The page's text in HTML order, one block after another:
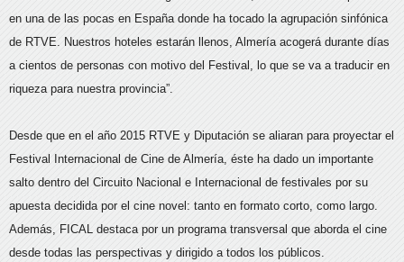
en una de las pocas en España donde ha tocado la agrupación sinfónica
de RTVE. Nuestros hoteles estarán llenos, Almería acogerá durante días
a cientos de personas con motivo del Festival, lo que se va a traducir en
riqueza para nuestra provincia”.
Desde que en el año 2015 RTVE y Diputación se aliaran para proyectar el
Festival Internacional de Cine de Almería, éste ha dado un importante
salto dentro del Circuito Nacional e Internacional de festivales por su
apuesta decidida por el cine novel: tanto en formato corto, como largo.
Además, FICAL destaca por un programa transversal que aborda el cine
desde todas las perspectivas y dirigido a todos los públicos.